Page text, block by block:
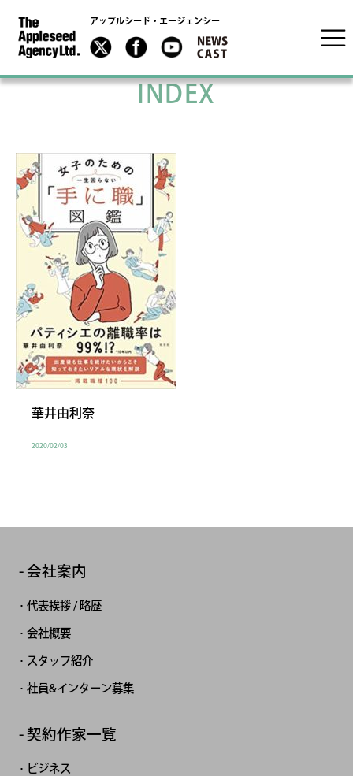
アップルシード・エージェンシー
INDEX
華井由利奈
2020/02/03
会社案内
代表挨拶 / 略歴
会社概要
スタッフ紹介
社員&インターン募集
契約作家一覧
ビジネス